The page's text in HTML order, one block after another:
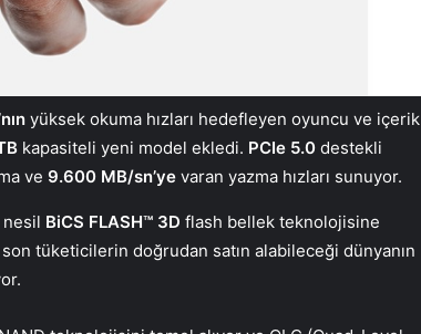
yüksek okuma hızları hedefleyen oyuncu ve içerik
kapasiteli yeni model ekledi. PCIe 5.0 destekli
ve 9.600 MB/sn’ye varan yazma hızları sunuyor.
nesil BiCS FLASH™ 3D flash bellek teknolojisine
son tüketicilerin doğrudan satın alabileceği dünyanın